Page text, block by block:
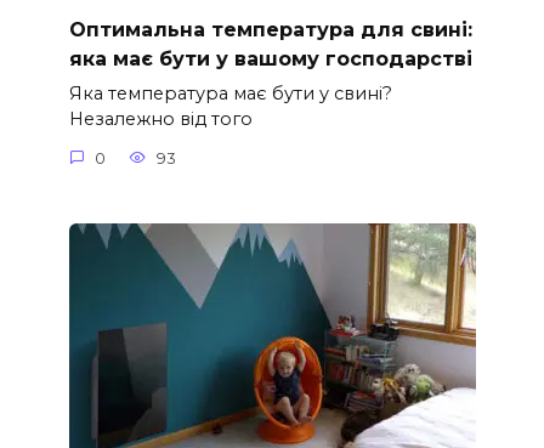
Оптимальна температура для свині:
яка має бути у вашому господарстві
Яка температура має бути у свині?
Незалежно від того
0 93